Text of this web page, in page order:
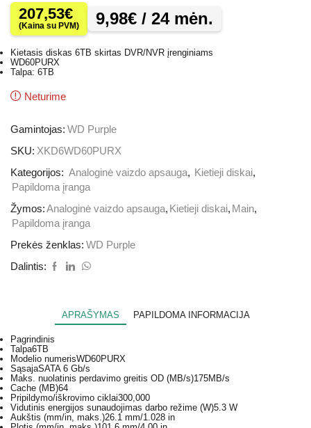
207,53€
(Kaina su PVM) 9,98€ / 24 mėn.
Kietasis diskas 6TB skirtas DVR/NVR įrenginiams
WD60PURX
Talpa: 6TB
Neturime
Gamintojas: WD Purple
SKU: XKD6WD60PURX
Kategorijos: Analoginė vaizdo apsauga, Kietieji diskai,
Papildoma įranga
Žymos:Analoginė vaizdo apsauga, Kietieji diskai, Main,
Papildoma įranga
Prekės ženklas: WD Purple
Dalintis:
APRAŠYMAS PAPILDOMA INFORMACIJA
Pagrindinis
Talpa6TB
Modelio numerisWD60PURX
SąsajaSATA 6 Gb/s
Maks. nuolatinis perdavimo greitis OD (MB/s)175MB/s
Cache (MB)64
Pripildymo/iškrovimo ciklai300,000
Vidutinis energijos sunaudojimas darbo režime (W)5.3 W
Aukštis (mm/in, maks.)26.1 mm/1.028 in